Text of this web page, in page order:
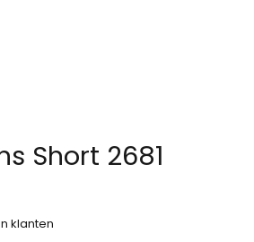
Short 2681
klanten